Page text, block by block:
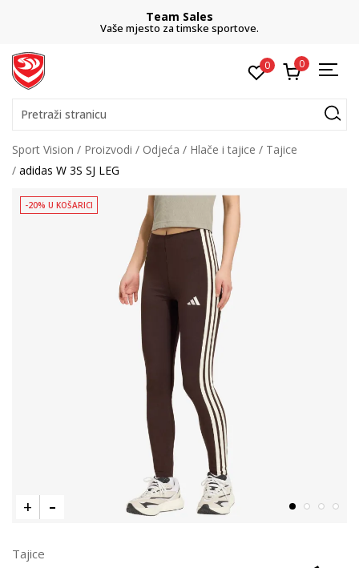
Team Sales
Vaše mjesto za timske sportove.
0 0
Pretraži stranicu
Sport Vision Proizvodi Odjeća Hlače i tajice
Tajice
adidas W 3S SJ LEG
-20% U KOŠARICI
Tajice